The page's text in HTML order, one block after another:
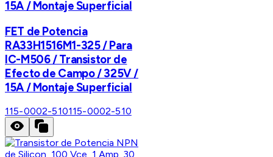
15A / Montaje Superficial
FET de Potencia
RA33H1516M1-325 / Para
IC-M506 / Transistor de
Efecto de Campo / 325V /
15A / Montaje Superficial
115-0002-510115-0002-510